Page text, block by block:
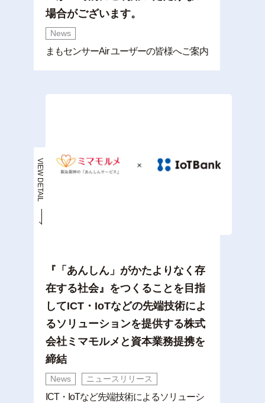
場合がございます。
News
まもセンサーAir ユーザーの皆様へご案内
VIEW DETAIL
『「あんしん」がかたよりなく存
在する社会』をつくることを目指
してICT・IoTなどの先端技術によ
るソリューションを提供する株式
会社ミマモルメと資本業務提携を
締結
News ニュースリリース
ICT・IoTなど先端技術によるソリューシ